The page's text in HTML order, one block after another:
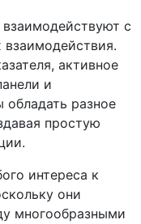
с
взаимодействия.
активное
и
разное
простую
интереса к
они
многообразными